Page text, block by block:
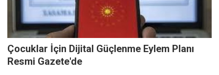
Çocuklar İçin Dijital Güçlenme Eylem Planı
Resmi Gazete'de